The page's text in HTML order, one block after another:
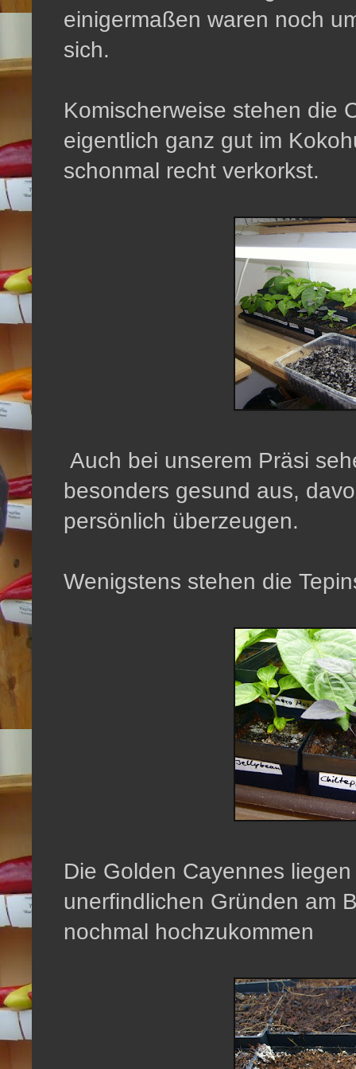
einigermaßen waren noch
sich.
Komischerweise stehen die
eigentlich ganz gut im
schonmal recht verkorkst.
Auch bei unserem Präsi
besonders gesund aus,
persönlich überzeugen.
Wenigstens stehen die
Die Golden Cayennes
unerfindlichen Gründen am
nochmal hochzukommen